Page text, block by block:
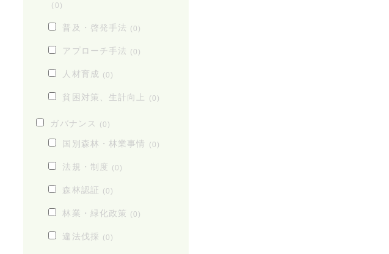
(0)
普及・啓発手法 (0)
アプローチ手法 (0)
人材育成 (0)
貧困対策、生計向上 (0)
ガバナンス (0)
国別森林・林業事情 (0)
法規・制度 (0)
森林認証 (0)
林業・緑化政策 (0)
違法伐採 (0)